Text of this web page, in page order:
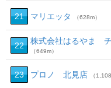
21 マリエッタ （628m）
22 株式会社はるやま
（649m）
23 プロノ 北見店 （